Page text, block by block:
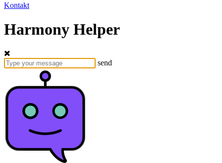
Kontakt
Harmony Helper
send